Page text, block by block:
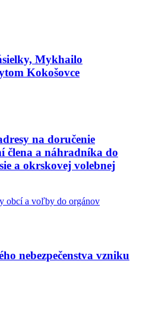
Mykhailo
Kokošovce
na doručenie
člena a náhradníka do
a okrskovej volebnej
obcí a voľby do orgánov
nebezpečenstva vzniku